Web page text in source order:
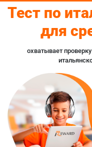
Тест по
для
охватывает